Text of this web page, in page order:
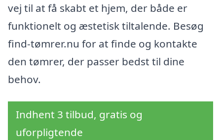
vej til at få skabt et hjem, der både er
funktionelt og æstetisk tiltalende. Besøg
find-tømrer.nu for at finde og kontakte
den tømrer, der passer bedst til dine
behov.
Indhent 3 tilbud, gratis og
uforpligtende